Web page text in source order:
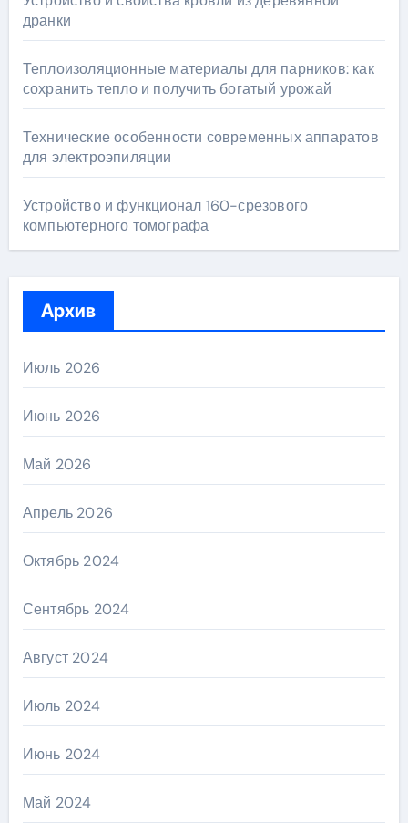
дранки
Теплоизоляционные материалы для парников: как
сохранить тепло и получить богатый урожай
Технические особенности современных аппаратов
для электроэпиляции
Устройство и функционал 160-срезового
компьютерного томографа
Архив
Июль 2026
Июнь 2026
Май 2026
Апрель 2026
Октябрь 2024
Сентябрь 2024
Август 2024
Июль 2024
Июнь 2024
Май 2024